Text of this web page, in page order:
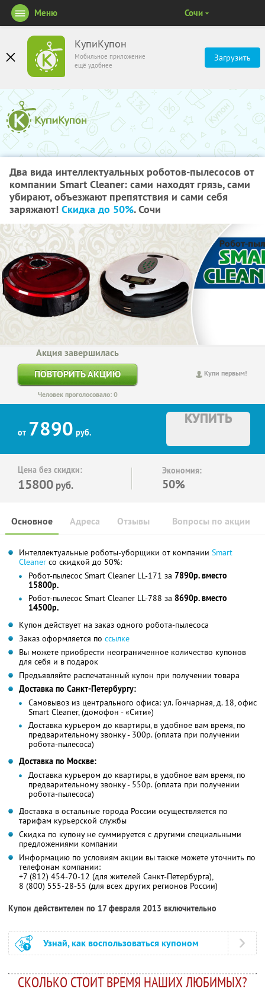
КупиКупон
Мобильное приложение
ещё удобнее
Загрузить
Меню Сочи
Два вида интеллектуальных роботов-пылесосов от
компании Smart Cleaner: сами находят грязь, сами
убирают, объезжают препятствия и сами себя
заряжают! Скидка до 50%. Сочи
Купи первым!
Акция завершилась
ПОВТОРИТЬ АКЦИЮ
Человек проголосовало: 0
от 7890 руб.
КУПИТЬ
Цена без скидки:
15800 руб.
Экономия:
50%
Основное Отзывы Вопросы по акции
Адреса
Интеллектуальные роботы-уборщики от компании Smart
Cleaner со скидкой до 50%:
Робот-пылесос Smart Cleaner LL-171 за 7890р. вместо
15800р.
Робот-пылесос Smart Cleaner LL-788 за 8690р. вместо
14500р.
Купон действует на заказ одного робота-пылесоса
Заказ оформляется по ссылке
Вы можете приобрести неограниченное количество купонов
для себя и в подарок
Предъявляйте распечатанный купон при получении товара
Доставка по Санкт-Петербургу:
Самовывоз из центрального офиса: ул. Гончарная, д. 18, офис
Smart Cleaner, (домофон - «Сити»)
Доставка курьером до квартиры, в удобное вам время, по
предварительному звонку - 300р. (оплата при получении
робота-пылесоса)
Доставка по Москве:
Доставка курьером до квартиры, в удобное вам время, по
предварительному звонку - 550р. (оплата при получении
робота-пылесоса)
Доставка в остальные города России осуществляется по
тарифам курьерской службы
Скидка по купону не суммируется с другими специальными
предложениями компании
Информацию по условиям акции вы также можете уточнить по
телефонам компании:
+7 (812) 454-70-12 (для жителей Санкт-Петербурга),
8 (800) 555-28-55 (для всех других регионов России)
Купон действителен по 17 февраля 2013 включительно
Узнай, как воспользоваться купоном
СКОЛЬКО СТОИТ ВРЕМЯ НАШИХ ЛЮБИМЫХ?